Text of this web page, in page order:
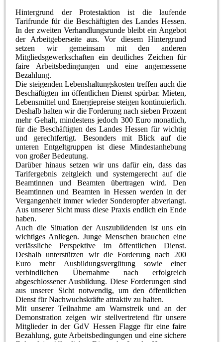
Hintergrund der Protestaktion ist die laufende
Tarifrunde für die Beschäftigten des Landes Hessen.
In der zweiten Verhandlungsrunde bleibt ein Angebot
der Arbeitgeberseite aus. Vor diesem Hintergrund
setzen wir gemeinsam mit den anderen
Mitgliedsgewerkschaften ein deutliches Zeichen für
faire Arbeitsbedingungen und eine angemessene
Bezahlung.
Die steigenden Lebenshaltungskosten treffen auch die
Beschäftigten im öffentlichen Dienst spürbar. Mieten,
Lebensmittel und Energiepreise steigen kontinuierlich.
Deshalb halten wir die Forderung nach sieben Prozent
mehr Gehalt, mindestens jedoch 300 Euro monatlich,
für die Beschäftigten des Landes Hessen für wichtig
und gerechtfertigt. Besonders mit Blick auf die
unteren Entgeltgruppen ist diese Mindestanhebung
von großer Bedeutung.
Darüber hinaus setzen wir uns dafür ein, dass das
Tarifergebnis zeitgleich und systemgerecht auf die
Beamtinnen und Beamten übertragen wird. Den
Beamtinnen und Beamten in Hessen werden in der
Vergangenheit immer wieder Sonderopfer abverlangt.
Aus unserer Sicht muss diese Praxis endlich ein Ende
haben.
Auch die Situation der Auszubildenden ist uns ein
wichtiges Anliegen. Junge Menschen brauchen eine
verlässliche Perspektive im öffentlichen Dienst.
Deshalb unterstützen wir die Forderung nach 200
Euro mehr Ausbildungsvergütung sowie einer
verbindlichen Übernahme nach erfolgreich
abgeschlossener Ausbildung. Diese Forderungen sind
aus unserer Sicht notwendig, um den öffentlichen
Dienst für Nachwuchskräfte attraktiv zu halten.
Mit unserer Teilnahme am Warnstreik und an der
Demonstration zeigen wir stellvertretend für unsere
Mitglieder in der GdV Hessen Flagge für eine faire
Bezahlung, gute Arbeitsbedingungen und eine sichere